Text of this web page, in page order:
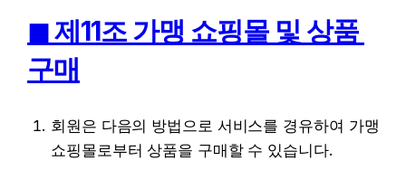
◼︎ 제11조 가맹 쇼핑몰 및 상품
구매
회원은 다음의 방법으로 서비스를 경유하여 가맹
쇼핑몰로부터 상품을 구매할 수 있습니다.